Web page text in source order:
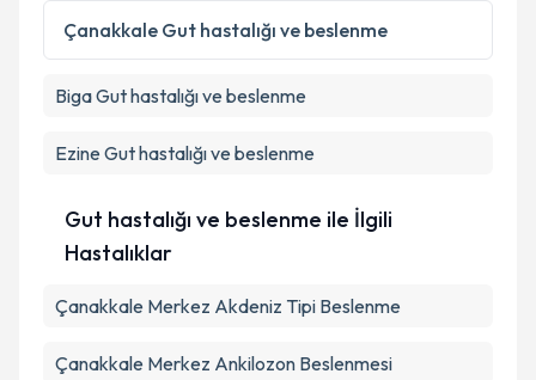
Çanakkale Gut hastalığı ve beslenme
BigaGut hastalığı ve beslenme
Ezine Gut hastalığı ve beslenme
Gut hastalığı ve beslenme ile İlgili
Hastalıklar
Çanakkale Merkez Akdeniz Tipi Beslenme
Çanakkale Merkez Ankilozon Beslenmesi